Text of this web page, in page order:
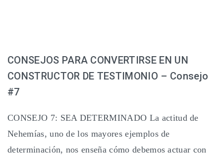
CONSEJOS PARA CONVERTIRSE EN UN
CONSTRUCTOR DE TESTIMONIO – Consejo
#7
CONSEJO 7: SEA DETERMINADO La actitud de
Nehemías, uno de los mayores ejemplos de
determinación, nos enseña cómo debemos actuar con